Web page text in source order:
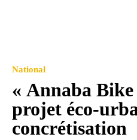
National
« Annaba
projet éco-
concrétisation